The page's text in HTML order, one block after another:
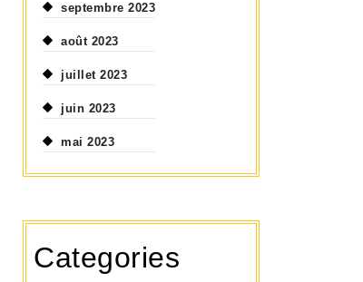
septembre 2023
août 2023
juillet 2023
juin 2023
mai 2023
Categories